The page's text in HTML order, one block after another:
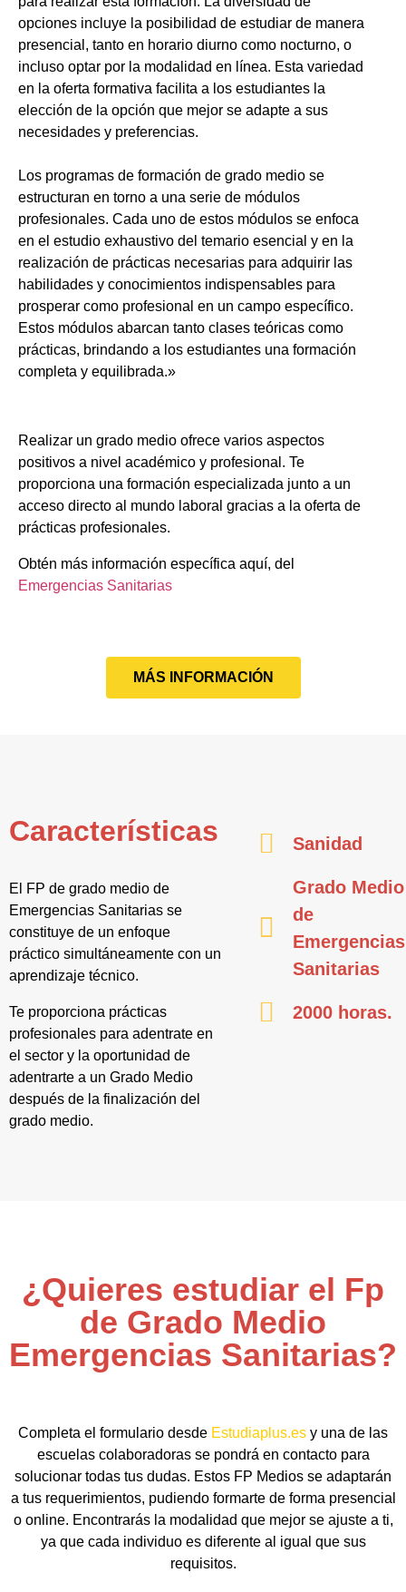
opciones incluye la posibilidad de estudiar de manera
presencial, tanto en horario diurno como nocturno, o
incluso optar por la modalidad en línea. Esta variedad
en la oferta formativa facilita a los estudiantes la
elección de la opción que mejor se adapte a sus
necesidades y preferencias.
Los programas de formación de grado medio se
estructuran en torno a una serie de módulos
profesionales. Cada uno de estos módulos se enfoca
en el estudio exhaustivo del temario esencial y en la
realización de prácticas necesarias para adquirir las
habilidades y conocimientos indispensables para
prosperar como profesional en un campo específico.
Estos módulos abarcan tanto clases teóricas como
prácticas, brindando a los estudiantes una formación
completa y equilibrada.»
Realizar un grado medio ofrece varios aspectos
positivos a nivel académico y profesional. Te
proporciona una formación especializada junto a un
acceso directo al mundo laboral gracias a la oferta de
prácticas profesionales.
Obtén más información específica aquí, del
Emergencias Sanitarias
MÁS INFORMACIÓN
Características
El FP de grado medio de
Emergencias Sanitarias se
constituye de un enfoque
práctico simultáneamente con un
aprendizaje técnico.
Te proporciona prácticas
profesionales para adentrate en
el sector y la oportunidad de
adentrarte a un Grado Medio
después de la finalización del
grado medio.
Sanidad
Grado Medio
de
Emergencias
Sanitarias
2000 horas.
¿Quieres estudiar el Fp
de Grado Medio
Emergencias Sanitarias?
Completa el formulario desde Estudiaplus.es y una de las
escuelas colaboradoras se pondrá en contacto para
solucionar todas tus dudas. Estos FP Medios se adaptarán
a tus requerimientos, pudiendo formarte de forma presencial
o online. Encontrarás la modalidad que mejor se ajuste a ti,
ya que cada individuo es diferente al igual que sus
requisitos.